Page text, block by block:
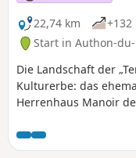
22,74 km
+132
Start in Authon-
Die Landschaft der
Kulturerbe: das
Herrenhaus Manoir